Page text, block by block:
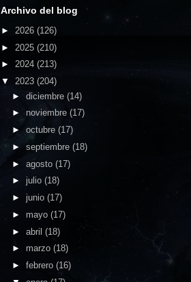
Archivo del blog
► 2026 (126)
► 2025 (210)
► 2024 (213)
▼ 2023 (204)
► diciembre (14)
► noviembre (17)
► octubre (17)
► septiembre (18)
► agosto (17)
► julio (18)
► junio (17)
► mayo (17)
► abril (18)
► marzo (18)
► febrero (16)